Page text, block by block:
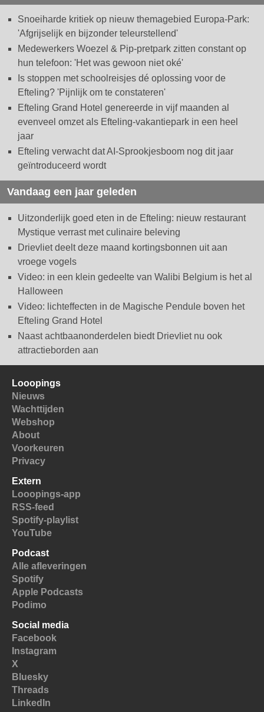
Snoeiharde kritiek op nieuw themagebied Europa-Park:
'Afgrijselijk en bijzonder teleurstellend'
Medewerkers Woezel & Pip-pretpark zitten constant op
hun telefoon: 'Het was gewoon niet oké'
Is stoppen met schoolreisjes dé oplossing voor de
Efteling? 'Pijnlijk om te constateren'
Efteling Grand Hotel genereerde in vijf maanden al
evenveel omzet als Efteling-vakantiepark in een heel
jaar
Efteling verwacht dat AI-Sprookjesboom nog dit jaar
geïntroduceerd wordt
Vandaag een jaar geleden
Uitzonderlijk goed eten in de Efteling: nieuw restaurant
Mystique verrast met culinaire beleving
Drievliet deelt deze maand kortingsbonnen uit aan
vroege vogels
Video: in een klein gedeelte van Walibi Belgium is het al
Halloween
Video: lichteffecten in de Magische Pendule boven het
Efteling Grand Hotel
Naast achtbaanonderdelen biedt Drievliet nu ook
attractieborden aan
Looopings
Nieuws
Wachttijden
Webshop
About
Voorkeuren
Privacy
Extern
Looopings-app
RSS-feed
Spotify-playlist
YouTube
Podcast
Alle afleveringen
Spotify
Apple Podcasts
Podimo
Social media
Facebook
Instagram
X
Bluesky
Threads
LinkedIn